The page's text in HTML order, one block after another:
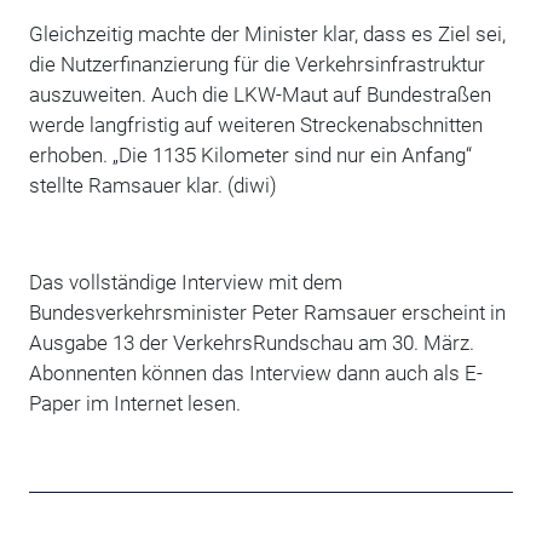
Gleichzeitig machte der Minister klar, dass es Ziel sei,
die Nutzerfinanzierung für die Verkehrsinfrastruktur
auszuweiten. Auch die LKW-Maut auf Bundestraßen
werde langfristig auf weiteren Streckenabschnitten
erhoben. „Die 1135 Kilometer sind nur ein Anfang“
stellte Ramsauer klar. (diwi)
Das vollständige Interview mit dem
Bundesverkehrsminister Peter Ramsauer erscheint in
Ausgabe 13 der VerkehrsRundschau am 30. März.
Abonnenten können das Interview dann auch als E-
Paper im Internet lesen.